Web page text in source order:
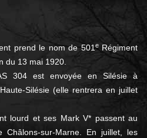
prend le nom de 501eRégiment
du 13 mai 1920.
304 est envoyée en Silésie à
Silésie (elle rentrera en juillet
lourd et ses Mark V* passent au
sur-Marne. En juillet, les